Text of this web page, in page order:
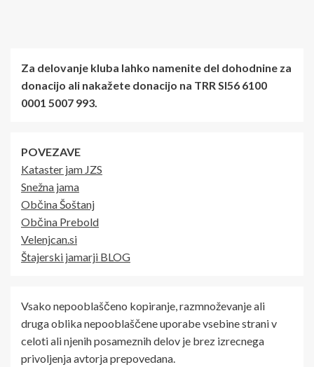
Za delovanje kluba lahko namenite del dohodnine za
donacijo ali nakažete donacijo na TRR SI56 6100
0001 5007 993.
POVEZAVE
Kataster jam JZS
Snežna jama
Občina Šoštanj
Občina Prebold
Velenjcan.si
Štajerski jamarji BLOG
Vsako nepooblaščeno kopiranje, razmnoževanje ali
druga oblika nepooblaščene uporabe vsebine strani v
celoti ali njenih posameznih delov je brez izrecnega
privoljenja avtorja prepovedana.